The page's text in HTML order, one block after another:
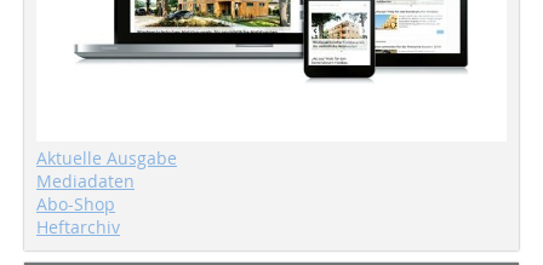
Aktuelle Ausgabe
Mediadaten
Abo-Shop
Heftarchiv